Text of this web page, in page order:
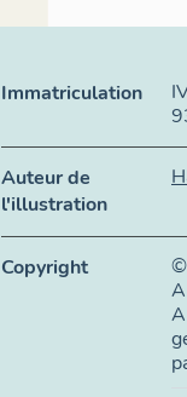
Immatriculation
Auteur de
l'illustration
Copyright